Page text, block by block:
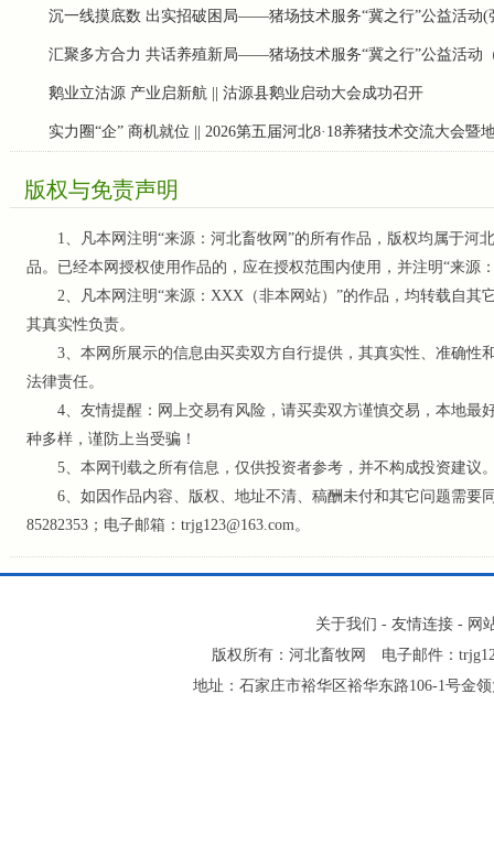
沉一线摸底数 出实招破困局——猪场技术服务“冀之行”公益活动(
汇聚多方合力 共话养殖新局——猪场技术服务“冀之行”公益活动
鹅业立沽源 产业启新航 || 沽源县鹅业启动大会成功召开
实力圈“企” 商机就位 || 2026第五届河北8·18养猪技术交流大会暨
版权与免责声明
1、凡本网注明“来源：河北畜牧网”的所有作品，版权均属于河
品。已经本网授权使用作品的，应在授权范围内使用，并注明“来源
2、凡本网注明“来源：XXX（非本网站）”的作品，均转载自其
其真实性负责。
3、本网所展示的信息由买卖双方自行提供，其真实性、准确性
法律责任。
4、友情提醒：网上交易有风险，请买卖双方谨慎交易，本地最
种多样，谨防上当受骗！
5、本网刊载之所有信息，仅供投资者参考 ，并不构成投资建议
6、如因作品内容、版权、地址不清、稿酬未付和其它问题需要
85282353；电子邮箱：trjg123@163.com。
关于我们 - 友情连接 - 网
版权所有：河北畜牧网 电子邮件：
地址：石家庄市裕华区裕华东路106-1号金领